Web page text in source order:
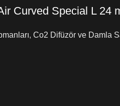
Curved Special L 24
, Co2 Difüzör ve Damla